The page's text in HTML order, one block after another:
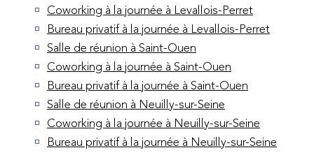
Coworking à la journée à Levallois-Perret
Bureau privatif à la journée à Levallois-Perret
Salle de réunion à Saint-Ouen
Coworking à la journée à Saint-Ouen
Bureau privatif à la journée à Saint-Ouen
Salle de réunion à Neuilly-sur-Seine
Coworking à la journée à Neuilly-sur-Seine
Bureau privatif à la journée à Neuilly-sur-Seine